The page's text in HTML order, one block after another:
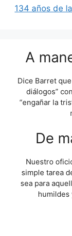
134 años de
A
Dice Barret
diálogos”
“engañar la
De
Nuestro
simple tarea
sea para
humildes